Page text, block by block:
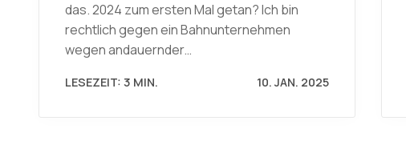
das. 2024 zum ersten Mal getan? Ich bin
rechtlich gegen ein Bahnunternehmen
wegen andauernder…
LESEZEIT: 3 MIN. 10. JAN. 2025